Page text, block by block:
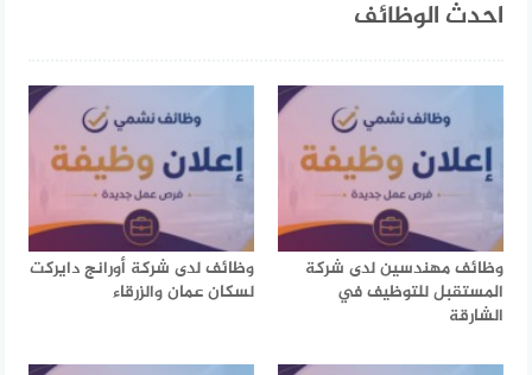
احدث الوظائف
وظائف مهندسين لدى شركة
المستقبل للتوظيف في
الشارقة
وظائف لدى شركة أورانج دايركت
لسكان عمان والزرقاء